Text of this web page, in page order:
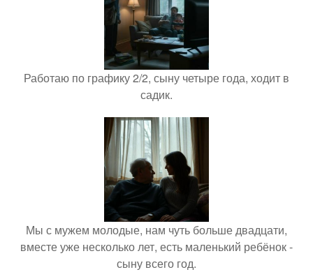
Работаю по графику 2/2, сыну четыре года, ходит в
садик.
Мы с мужем молодые, нам чуть больше двадцати,
вместе уже несколько лет, есть маленький ребёнок -
сыну всего год.